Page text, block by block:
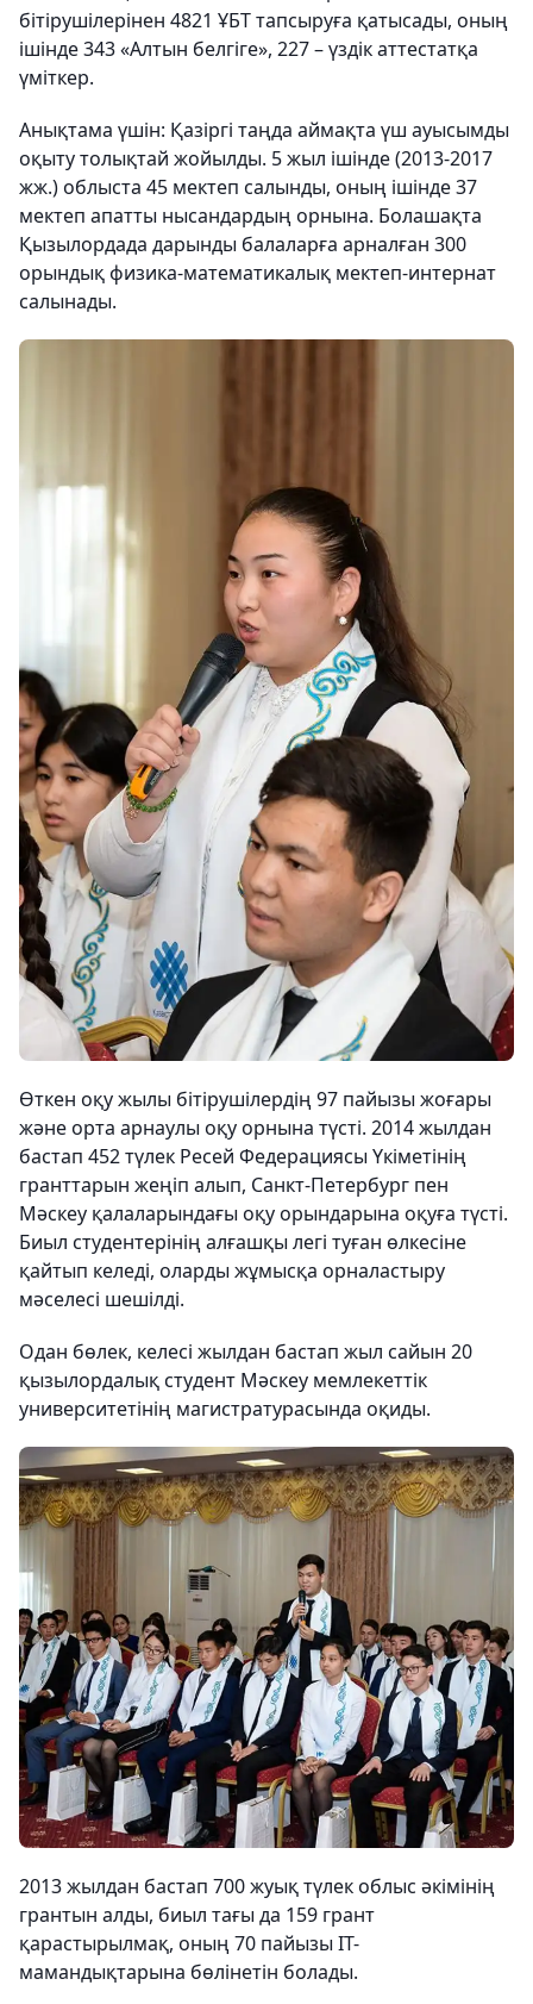
бітірушілерінен 4821 ҰБТ тапсыруға қатысады, оның
ішінде 343 «Алтын белгіге», 227 – үздік аттестатқа
үміткер.
Анықтама үшін: Қазіргі таңда аймақта үш ауысымды
оқыту толықтай жойылды. 5 жыл ішінде (2013-2017
жж.) облыста 45 мектеп салынды, оның ішінде 37
мектеп апатты нысандардың орнына. Болашақта
Қызылордада дарынды балаларға арналған 300
орындық физика-математикалық мектеп-интернат
салынады.
Өткен оқу жылы бітірушілердің 97 пайызы жоғары
және орта арнаулы оқу орнына түсті. 2014 жылдан
бастап 452 түлек Ресей Федерациясы Үкіметінің
гранттарын жеңіп алып, Санкт-Петербург пен
Мәскеу қалаларындағы оқу орындарына оқуға түсті.
Биыл студентерінің алғашқы легі туған өлкесіне
қайтып келеді, оларды жұмысқа орналастыру
мәселесі шешілді.
Одан бөлек, келесі жылдан бастап жыл сайын 20
қызылордалық студент Мәскеу мемлекеттік
университетінің магистратурасында оқиды.
2013 жылдан бастап 700 жуық түлек облыс әкімінің
грантын алды, биыл тағы да 159 грант
қарастырылмақ, оның 70 пайызы IT-
мамандықтарына бөлінетін болады.